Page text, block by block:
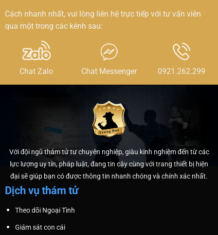
Cách nhanh nhất, vui lòng liên hệ trực tiếp với tư vấn viên
qua một trong các kênh sau:
Chat Zalo Chat Messenger 0921.262.299
Với đội ngũ thám tử tư chuyên nghiệp, giàu kinh nghiệm đến từ các
lực lượng uy tín, pháp luật, đang tin cậy cùng với trang thiết bị hiện
đại sẽ giúp bạn có được thông tin nhanh chóng và chính xác nhất.
Dịch vụ thám tử
Theo dõi Ngoại Tình
Giám sát con cái